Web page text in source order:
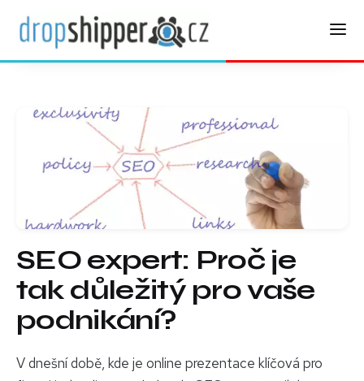
SEO expert: Proč je
tak důležitý pro vaše
podnikání?
V dnešní době, kde je online prezentace klíčová pro